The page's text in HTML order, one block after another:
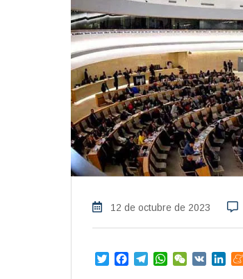
12 de octubre de 2023
T
W
W